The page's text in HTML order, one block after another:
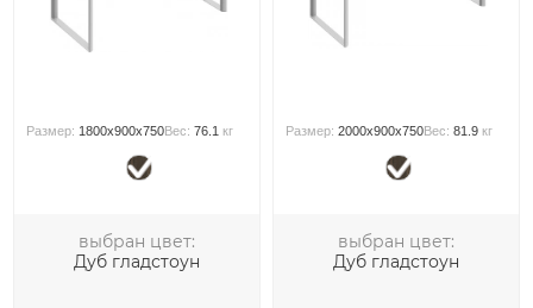
Размер: 1800x900x750Вес:76.1 кг
выбран цвет:
Дуб гладстоун
Размер:2000x900x750Вес:81.9 кг
выбран цвет:
Дуб гладстоун